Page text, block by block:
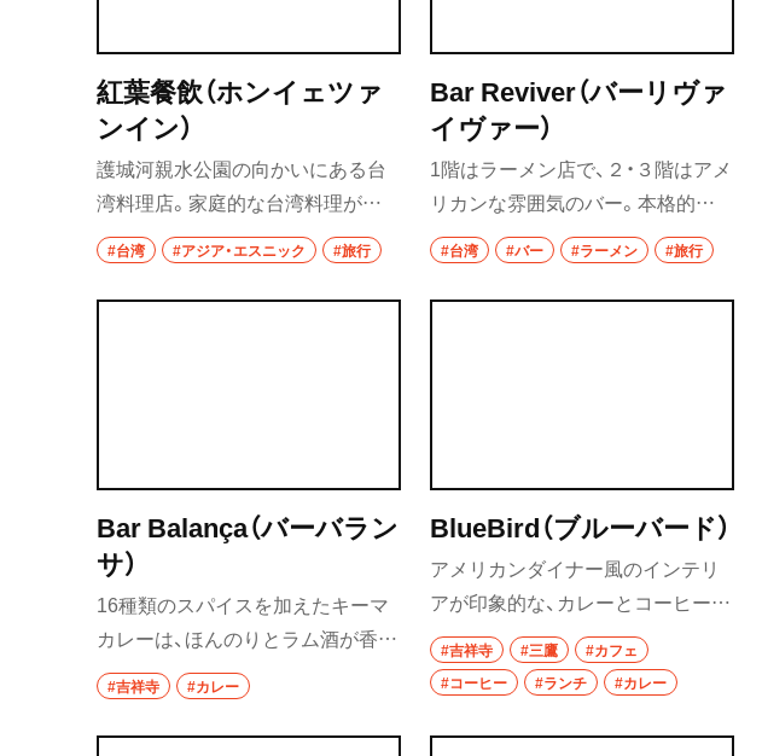
大宮
所沢・狭山・入間・飯能
秩父・長瀞・三峰口
上尾・久喜・熊谷
千葉県
野田
バー
日本酒
焼酎
立ち飲み
せんべろ
ウイスキー
ホッピー
サワー
カクテル
紅葉餐飲（ホンイェツァ
ンイン）
護城河親水公園の向かいにある台
湾料理店。家庭的な台湾料理が味
わえる。日本語メニューあり。
#台湾 #アジア・エスニック #旅行
Bar Reviver（バーリヴァ
イヴァー）
1階はラーメン店で、２・３階はアメ
リカンな雰囲気のバー。本格的な
カクテルが味わえる。
#台湾 #バー #ラーメン #旅行
Bar Balança（バーバラン
サ）
16種類のスパイスを加えたキーマ
カレーは、ほんのりとラム酒が香る
大人の味わい。 ドラマーでもある
店主による、ジャズライブも定期的
に開催。
#吉祥寺 #カレー
BlueBird（ブルーバード）
アメリカンダイナー風のインテリ
アが印象的な、カレーとコーヒーの
店。目玉焼きが乗った肉感ガッツ
リのドライカレーや、タイ風のチキ
ンカレーが評判だ。昼夜ともにカ
レーにはすべてサラダと、人気の自
#吉祥寺 #三鷹
#カフェ
#コーヒー
#ランチ #カレー